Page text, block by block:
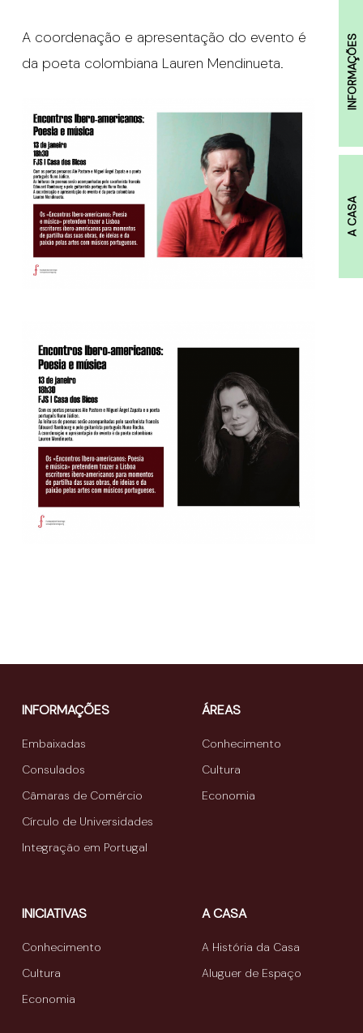
INFORMAÇÕES
A CASA
A coordenação e apresentação do evento é
da poeta colombiana Lauren Mendinueta.
INFORMAÇÕES
Embaixadas
Consulados
Câmaras de Comércio
Círculo de Universidades
Integração em Portugal
ÁREAS
Conhecimento
Cultura
Economia
INICIATIVAS
Conhecimento
Cultura
Economia
A CASA
A História da Casa
Aluguer de Espaço